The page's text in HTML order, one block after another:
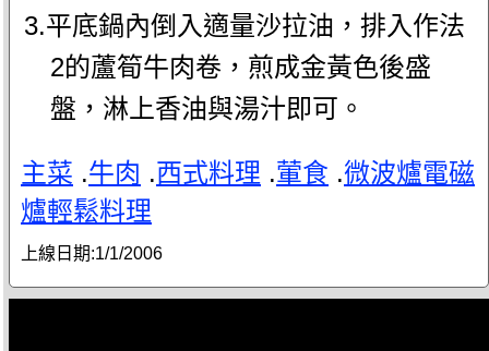
3.平底鍋內倒入適量沙拉油，排入作法
2的蘆筍牛肉卷，煎成金黃色後盛
盤，淋上香油與湯汁即可。
主菜 .牛肉 .西式料理 .葷食 .微波爐電磁
爐輕鬆料理
上線日期:1/1/2006